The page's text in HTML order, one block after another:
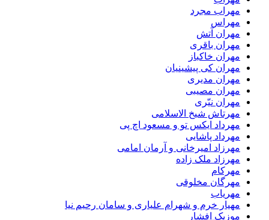
مهراب مجرد
مهراس
مهران آتش
مهران باقری
مهران خاکباز
مهران کی پیشینیان
مهران مدیری
مهران مصیبی
مهران نیّری
مهرتاش شیخ الاسلامی
مهرداد ایکس تو و مسعود اچ پی
مهرداد پاشایی
مهرزاد امیرخانی و آرمان امامی
مهرزاد ملک زاده
مهرکام
مهرگان مخلوقی
مهریاب
مهیار خرم و شهرام علیاری و سامان رحیم نیا
موزیک افشار